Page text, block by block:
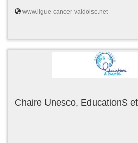
www.ligue-cancer-valdoise.net
Chaire Unesco, EducationS